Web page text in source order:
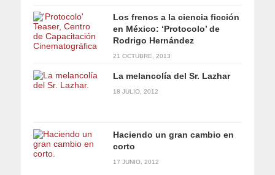
Los frenos a la ciencia ficción
en México: ‘Protocolo’ de
Rodrigo Hernández
21 OCTUBRE, 2013
La melancolía del Sr. Lazhar
18 JULIO, 2012
Haciendo un gran cambio en
corto
17 JUNIO, 2012